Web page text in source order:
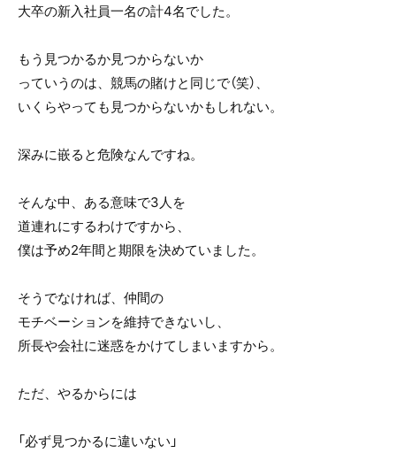
大卒の新入社員一名の計4名でした。
もう見つかるか見つからないか
っていうのは、競馬の賭けと同じで（笑）、
いくらやっても見つからないかもしれない。
深みに嵌ると危険なんですね。
そんな中、ある意味で3人を
道連れにするわけですから、
僕は予め2年間と期限を決めていました。
そうでなければ、仲間の
モチベーションを維持できないし、
所長や会社に迷惑をかけてしまいますから。
ただ、やるからには
「必ず見つかるに違いない」